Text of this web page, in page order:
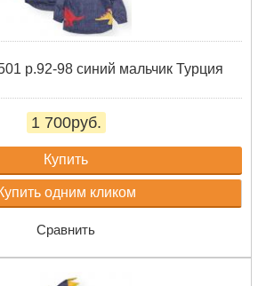
р.92-98 синий мальчик Турция
1 700руб.
Купить
одним кликом
Сравнить